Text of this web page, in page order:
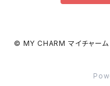
その他
ペチコート/ペチパンツ
その他
タイツ
© MY CHARM マイチャーム